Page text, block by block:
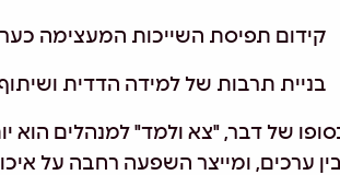
קידום תפיסת השייכות המעצימה
בניית תרבות של למידה הדדית
של דבר, "צא ולמד" למנהלים הוא
ערכים, ומייצר השפעה רחבה על